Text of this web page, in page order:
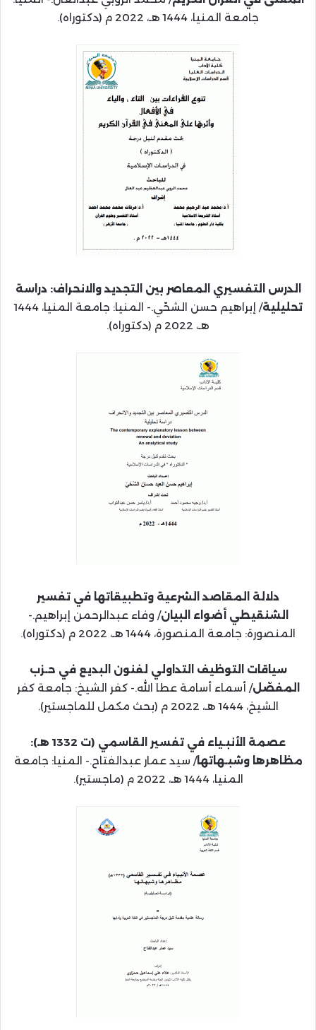
جامعة المنيا، 1444 هـ، 2022 م (دكتوراه).
الدرس التفسيري المعاصر بين التجديد والانحراف: دراسة
تحليلية
/ إبراهيم حسن الشحّي.- المنيا: جامعة المنيا، 1444
هـ، 2022 م (دكتوراه).
دلالة المقاصد الشرعية وتطبيقاتها في تفسير
الشنقيطي أضواء البيان/ وفاء عبدالرحمن إبراهيم.-
المنصورة: جامعة المنصورة، 1444 هـ، 2022 م (دكتوراه).
سياقات التوظيف التداولي لفنون البديع في حـزب
المفصّل/ أسماء أسامة عطا الله.- كفر الشيخ: جامعة كفر
الشيخ، 1444 هـ، 2022 م (بحث مكمل للماجستير).
عصمة الأنبـياء في تفسير القاسمي (ت 1332 هـ):
مظاهرها وشبـهاتها/ سيد عمار عبدالفتاح.- المنيا: جامعة
المنيا، 1444 هـ، 2022 م (ماجستير).